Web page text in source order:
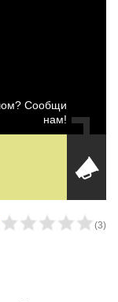
Сообщи
нам!
(3)